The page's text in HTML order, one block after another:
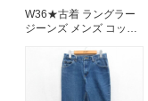
プライバシーポリシー
お問い合わせ
W36★古着 ラングラー
ジーンズ メンズ コット
26aug07